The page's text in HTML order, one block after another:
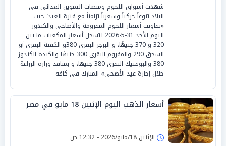
شهدت أسواق اللحوم ومنصات التموين الغذائي في
البلاد تنوعاً حركياً وسعرياً تزامناً مع فترة العيد؛ حيث
«تفاوتت أسعار اللحوم المفرومة والأضاحي والكندوز
اليوم الأحد 31-5-2026 لتسجل أسعار المكعبات ما بين
320 و 370 جنيهًا، و البرجر البقري 380و الكفتة البقري أو
السجق 290 والمفروم البقري 300 جنيهًا والكبدة الكندوز
380 والبوفتيك البقري 380 جنيها، و بمنافذ وزارة الزراعة
خلال إجازة عيد الأضحى» المبارك في كافة
أسعار الذهب اليوم الإثنين 18 مايو في مصر
الإثنين 18/مايو/2026 - 12:32 ص